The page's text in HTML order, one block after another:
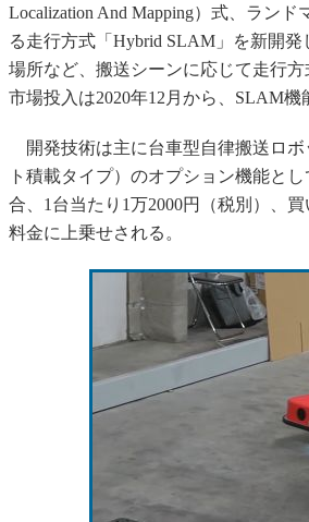
Localization And Mapping）式、ラン
る走行方式「Hybrid SLAM」を新開
場所など、搬送シーンに応じて走行
市場投入は2020年12月から、SLAM機
開発技術は主に台車型自律搬送ロボ
ト積載タイプ）のオプション機能と
合、1台当たり1万2000円（税別）、
料金に上乗せされる。